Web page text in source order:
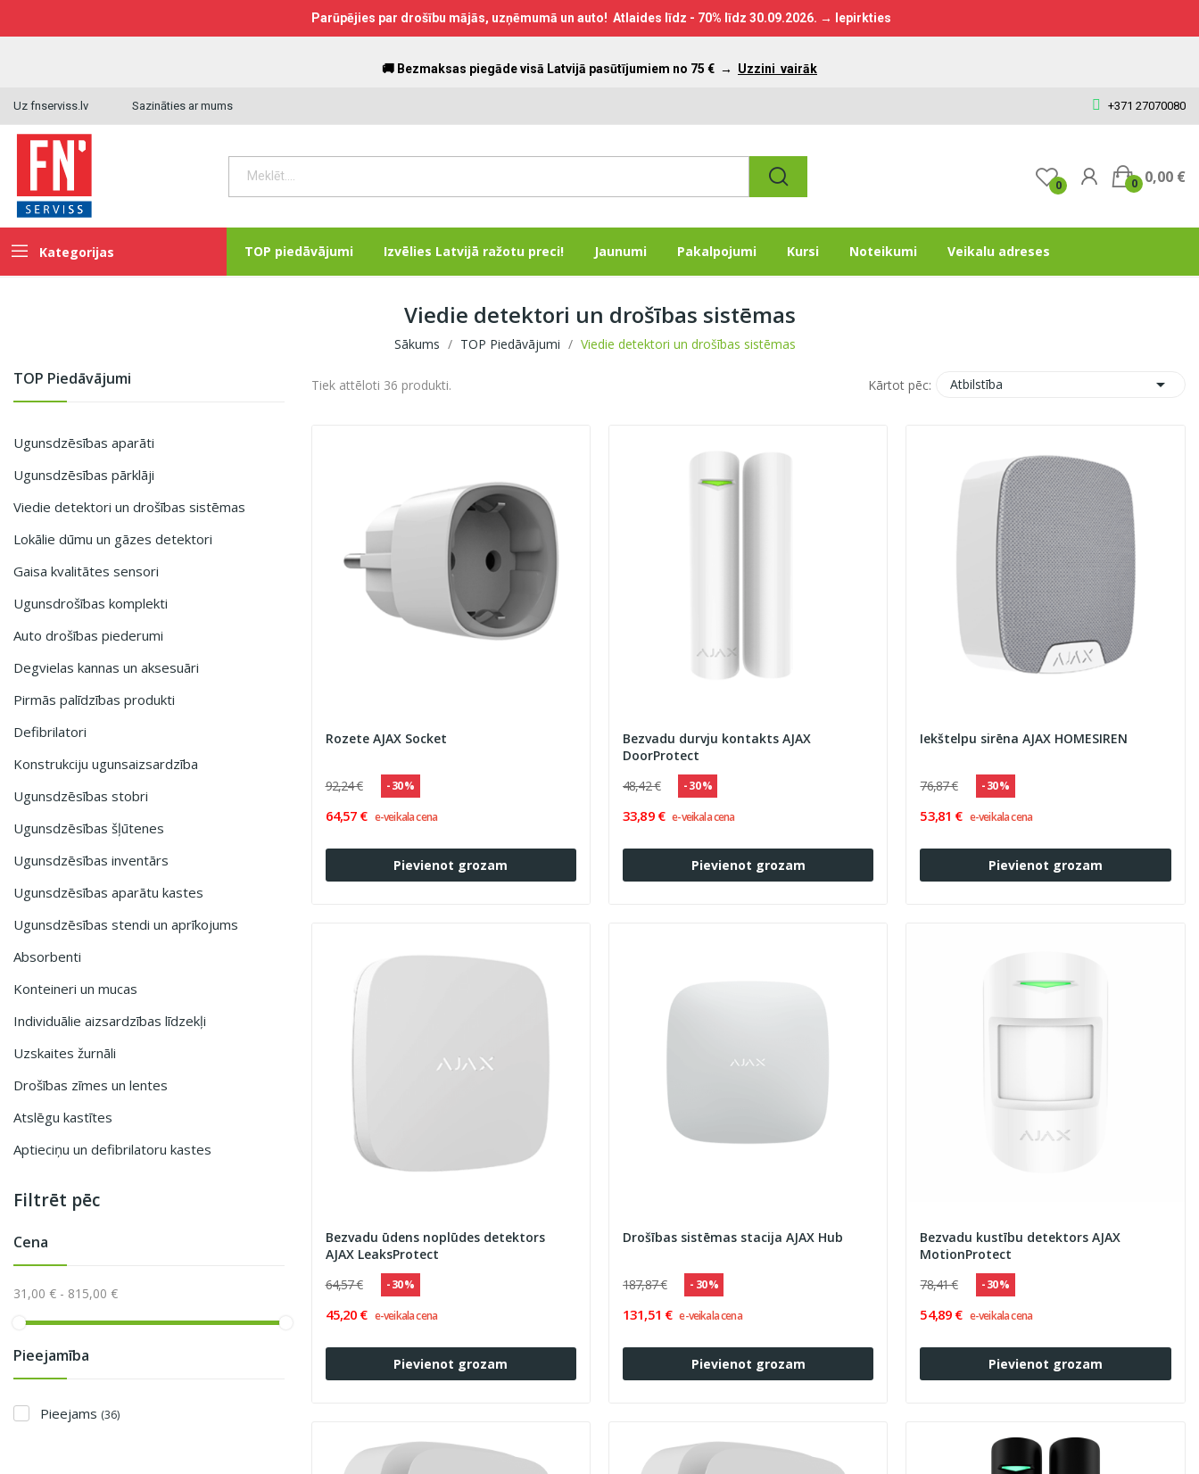
Parūpējies par drošību mājās, uzņēmumā un auto! Atlaides līdz - 70% līdz 30.09.2026. → Iepirkties
🚚 Bezmaksas piegāde visā Latvijā pasūtījumiem no 75 € → Uzzini vairāk
Uz fnserviss.lv Sazināties ar mums +371 27070080
0 0,00 €
0
Kategorijas TOP piedāvājumi Izvēlies Latvijā ražotu preci! Jaunumi Pakalpojumi Kursi Noteikumi Veikalu adreses
Viedie detektori un drošības sistēmas
Sākums TOP Piedāvājumi Viedie detektori un drošības sistēmas
TOP Piedāvājumi
Ugunsdzēsības aparāti
Ugunsdzēsības pārklāji
Viedie detektori un drošības sistēmas
Lokālie dūmu un gāzes detektori
Gaisa kvalitātes sensori
Ugunsdrošības komplekti
Auto drošības piederumi
Degvielas kannas un aksesuāri
Pirmās palīdzības produkti
Defibrilatori
Konstrukciju ugunsaizsardzība
Ugunsdzēsības stobri
Ugunsdzēsības šļūtenes
Ugunsdzēsības inventārs
Ugunsdzēsības aparātu kastes
Ugunsdzēsības stendi un aprīkojums
Absorbenti
Konteineri un mucas
Individuālie aizsardzības līdzekļi
Uzskaites žurnāli
Drošības zīmes un lentes
Atslēgu kastītes
Aptieciņu un defibrilatoru kastes
Filtrēt pēc
Cena
31,00 € - 815,00 €
Pieejamība
Pieejams (36)
Tiek attēloti 36 produkti. Kārtot pēc: Atbilstība 
Rozete AJAX Socket
92,24 € - 30 %
64,57 € e-veikala cena
Pievienot grozam
Bezvadu durvju kontakts AJAX
DoorProtect
48,42 €
- 30 %
33,89 € e-veikala cena
Pievienot grozam
Iekštelpu sirēna AJAX HOMESIREN
76,87 € - 30 %
53,81 € e-veikala cena
Pievienot grozam
Bezvadu ūdens noplūdes detektors
AJAX LeaksProtect
64,57 €
- 30 %
45,20 € e-veikala cena
Pievienot grozam
Drošības sistēmas stacija AJAX Hub
187,87 € - 30 %
131,51 € e-veikala cena
Pievienot grozam
Bezvadu kustību detektors AJAX
MotionProtect
78,41 €
- 30 %
54,89 € e-veikala cena
Pievienot grozam